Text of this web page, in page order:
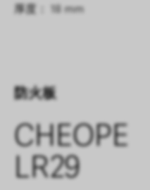
厚度： 18 mm
防火板
CHEOPE
LR29